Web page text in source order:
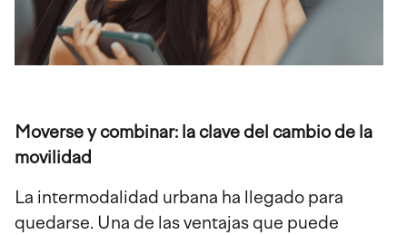
Moverse y combinar: la clave del cambio de la
movilidad
La intermodalidad urbana ha llegado para
quedarse. Una de las ventajas que puede